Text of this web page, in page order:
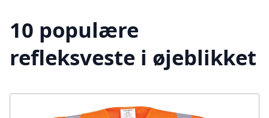
10 populære
refleksveste i øjeblikket